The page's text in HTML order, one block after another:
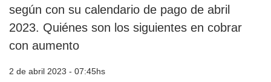
según con su calendario de pago de abril
2023. Quiénes son los siguientes en cobrar
con aumento
2 de abril 2023 - 07:45hs